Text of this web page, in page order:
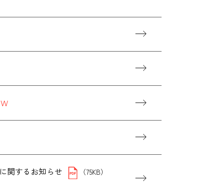
関するお知らせ （75KB）